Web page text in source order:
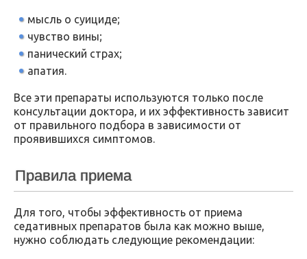
мысль о суициде;
чувство вины;
панический страх;
апатия.
Все эти препараты используются только после
консультации доктора, и их эффективность зависит
от правильного подбора в зависимости от
проявившихся симптомов.
Правила приема
Для того, чтобы эффективность от приема
седативных препаратов была как можно выше,
нужно соблюдать следующие рекомендации: